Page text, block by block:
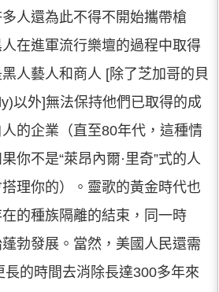
人還為此不得不開始攜帶槍
在進軍流行樂壇的過程中取得
黑人藝人和商人 [除了芝加哥的貝
以外]無法保持他們已取得的成
的企業（直至80年代，這種情
你不是“萊昂內爾·里奇”式的人
理你的）。靈歌的黃金時代也
的種族隔離的結束，同一時
勃發展。當然，美國人民還需
長的時間去消除長達300多年來